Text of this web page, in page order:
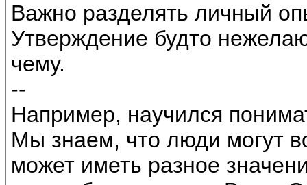
Важно разделять личный
Утверждение будто
чему.
--
Например, научился
Мы знаем, что люди могут
может иметь разное